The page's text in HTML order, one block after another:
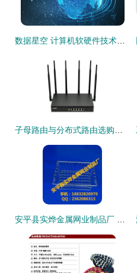
数据星空 计算机软硬件技术开发的视觉与逻辑融合
子母路由与分布式路由选购指南 飞鱼星网络产品解析及京东行情速览
安平县实烨金属网业制品厂 深耕金属网业，启航计算机软硬件技术开发新征程